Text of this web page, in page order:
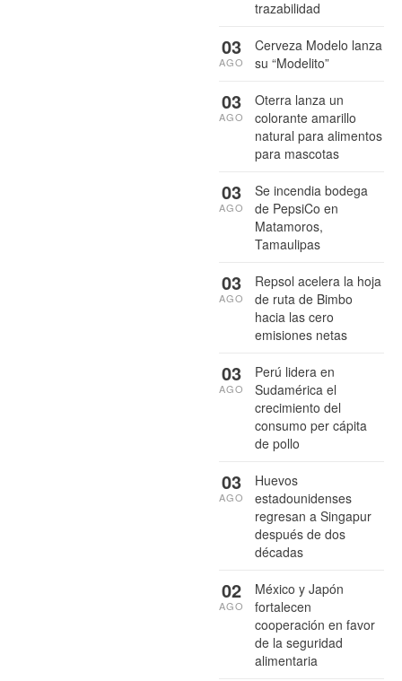
trazabilidad
Cerveza Modelo lanza
su “Modelito”
03
AGO
Oterra lanza un
colorante amarillo
natural para alimentos
para mascotas
03
AGO
Se incendia bodega
de PepsiCo en
Matamoros,
Tamaulipas
03
AGO
Repsol acelera la hoja
de ruta de Bimbo
hacia las cero
emisiones netas
03
AGO
Perú lidera en
Sudamérica el
crecimiento del
consumo per cápita
de pollo
03
AGO
Huevos
estadounidenses
regresan a Singapur
después de dos
décadas
03
AGO
México y Japón
fortalecen
cooperación en favor
de la seguridad
alimentaria
02
AGO